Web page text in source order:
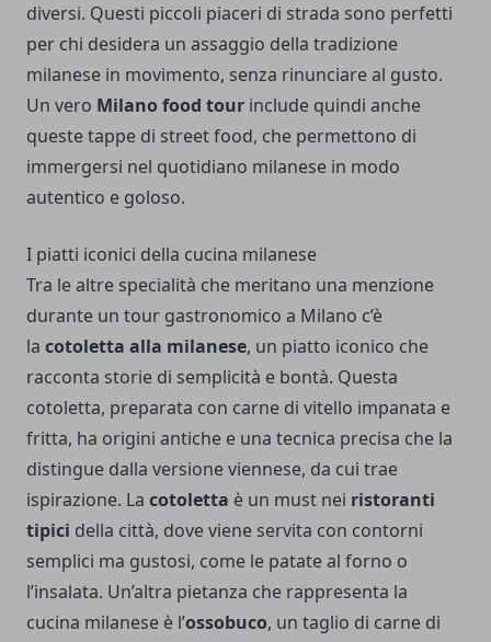
diversi. Questi piccoli piaceri di strada sono perfetti
per chi desidera un assaggio della tradizione
milanese in movimento, senza rinunciare al gusto.
Un vero Milano food tour include quindi anche
queste tappe di street food, che permettono di
immergersi nel quotidiano milanese in modo
autentico e goloso.
I piatti iconici della cucina milanese
Tra le altre specialità che meritano una menzione
durante un tour gastronomico a Milano c’è
la cotoletta alla milanese, un piatto iconico che
racconta storie di semplicità e bontà. Questa
cotoletta, preparata con carne di vitello impanata e
fritta, ha origini antiche e una tecnica precisa che la
distingue dalla versione viennese, da cui trae
ispirazione. La cotoletta è un must nei ristoranti
tipici della città, dove viene servita con contorni
semplici ma gustosi, come le patate al forno o
l’insalata. Un’altra pietanza che rappresenta la
cucina milanese è l’ossobuco, un taglio di carne di